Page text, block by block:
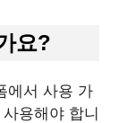
요?
에서 사용 가
용해야 합니